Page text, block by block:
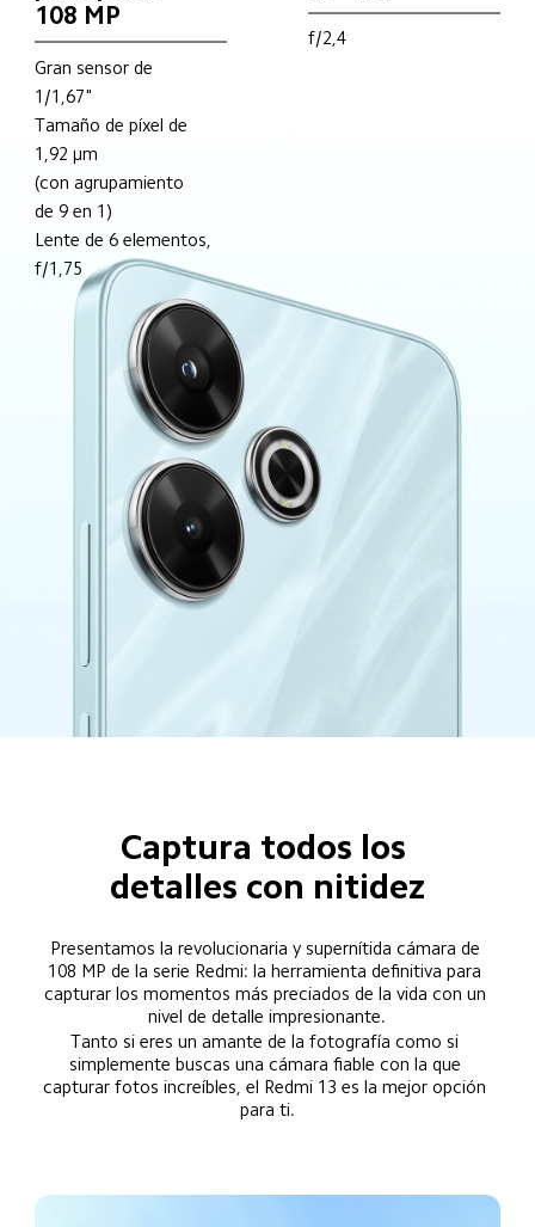
108 MP
Gran sensor de
1/1,67"
Tamaño de píxel de
1,92 μm
(con agrupamiento
de 9 en 1)
Lente de 6 elementos,
f/1,75
f/2,4
Captura todos los
detalles con nitidez
Presentamos la revolucionaria y supernítida cámara de
108 MP de la serie Redmi: la herramienta definitiva para
capturar los momentos más preciados de la vida con un
nivel de detalle impresionante.
Tanto si eres un amante de la fotografía como si
simplemente buscas una cámara fiable con la que
capturar fotos increíbles, el Redmi 13 es la mejor opción
para ti.